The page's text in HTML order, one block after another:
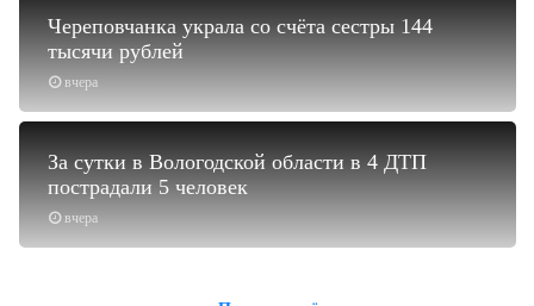
вчера
Череповчанка украла со счёта сестры 144
тысячи рублей
вчера
За сутки в Вологодской области в 4 ДТП
пострадали 5 человек